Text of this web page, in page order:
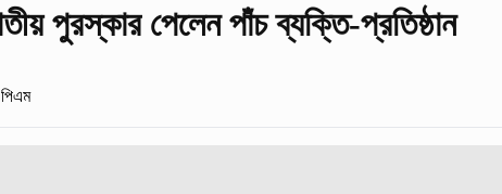
পুরস্কার পেলেন পাঁচ ব্যক্তি-প্রতিষ্ঠান